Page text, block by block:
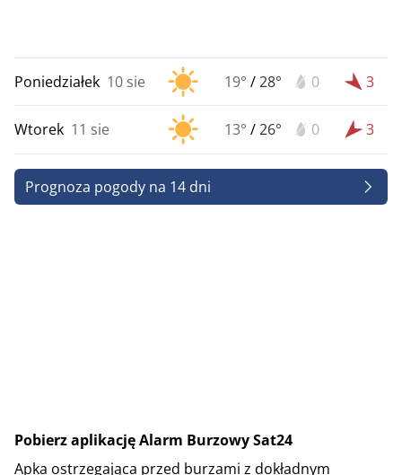
Poniedziałek 10 sie 19° /28° 0 3
Wtorek 11 sie 13° /26° 0 3
Prognoza pogody na 14 dni
Pobierz aplikację Alarm Burzowy Sat24
Apka ostrzegająca przed burzami z dokładnym